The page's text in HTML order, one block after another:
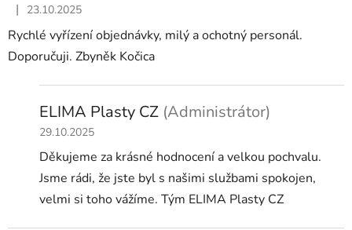
Hodnocení obchodu je 5 z 5 hvězdiček.
| 23.10.2025
Rychlé vyřízení objednávky, milý a ochotný personál.
Doporučuji. Zbyněk Kočica
ELIMA Plasty CZ (Administrátor)
29.10.2025
Děkujeme za krásné hodnocení a velkou pochvalu.
Jsme rádi, že jste byl s našimi službami spokojen,
velmi si toho vážíme. Tým ELIMA Plasty CZ